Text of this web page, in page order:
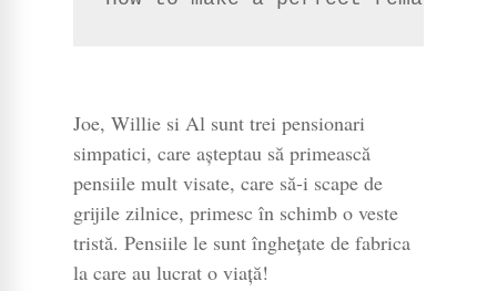
Joe, Willie si Al sunt trei pensionari
simpatici, care așteptau să primească
pensiile mult visate, care să-i scape de
grijile zilnice, primesc în schimb o veste
tristă. Pensiile le sunt înghețate de fabrica
la care au lucrat o viață!